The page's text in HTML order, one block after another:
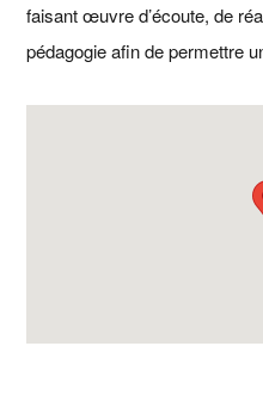
faisant œuvre d’écoute, de
pédagogie afin de permettre